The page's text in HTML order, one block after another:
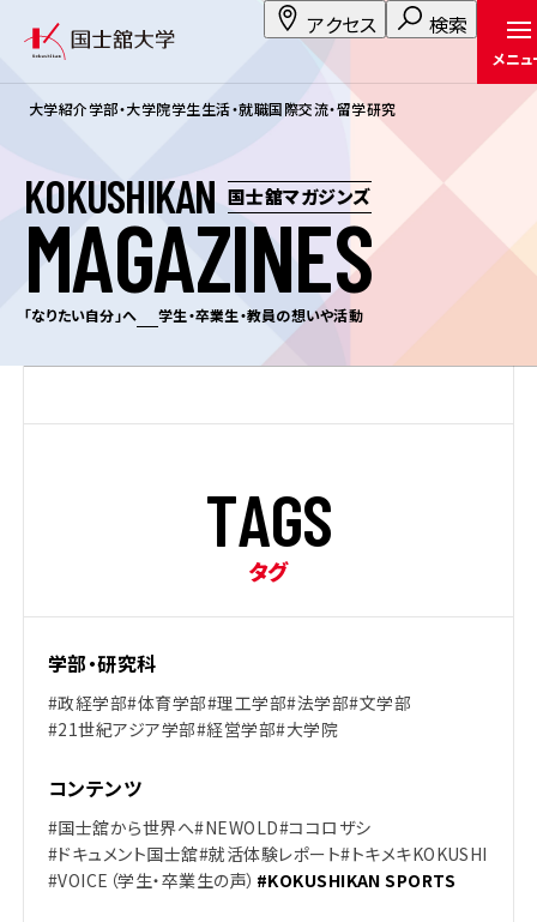
アクセス 検索
メニュ
大学紹介学部・大学院学生生活・就職国際交流・留学研究
KOKUSHIKAN 国士舘マガジンズ
MAGAZINES
「なりたい自分」へ 学生・卒業生・教員の想いや活動
TAGS
タグ
学部・研究科
#政経学部#体育学部#理工学部#法学部#文学部
#21世紀アジア学部#経営学部#大学院
コンテンツ
#国士舘から世界へ#NEWOLD#ココロザシ
#ドキュメント国士舘#就活体験レポート#トキメキKOKUSHI
#VOICE（学生・卒業生の声） #KOKUSHIKAN SPORTS